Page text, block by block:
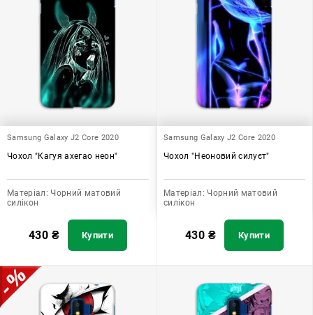
Samsung Galaxy J2 Core 2020
Чохол "Кагуя ахегао неон"
Матеріал: Чорний матовий
силікон
430 ₴ Купити
Samsung Galaxy J2 Core 2020
Чохол "Неоновий силуєт"
Матеріал: Чорний матовий
силікон
430 ₴ Купити